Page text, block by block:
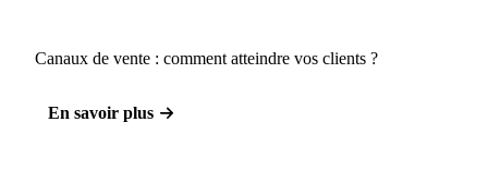
Canaux de vente : comment atteindre vos clients ?
En savoir plus